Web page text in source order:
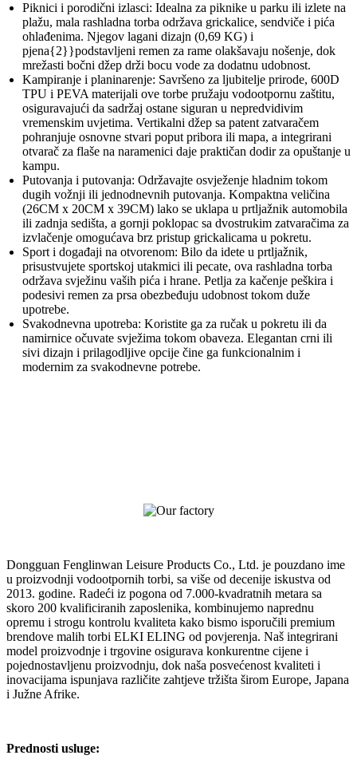
Piknici i porodični izlasci: Idealna za piknike u parku ili izlete na
plažu, mala rashladna torba održava grickalice, sendviče i pića
ohlađenima. Njegov lagani dizajn (0,69 KG) i
pjena{2}}podstavljeni remen za rame olakšavaju nošenje, dok
mrežasti bočni džep drži bocu vode za dodatnu udobnost.
Kampiranje i planinarenje: Savršeno za ljubitelje prirode, 600D
TPU i PEVA materijali ove torbe pružaju vodootpornu zaštitu,
osiguravajući da sadržaj ostane siguran u nepredvidivim
vremenskim uvjetima. Vertikalni džep sa patent zatvaračem
pohranjuje osnovne stvari poput pribora ili mapa, a integrirani
otvarač za flaše na naramenici daje praktičan dodir za opuštanje u
kampu.
Putovanja i putovanja: Održavajte osvježenje hladnim tokom
dugih vožnji ili jednodnevnih putovanja. Kompaktna veličina
(26CM x 20CM x 39CM) lako se uklapa u prtljažnik automobila
ili zadnja sedišta, a gornji poklopac sa dvostrukim zatvaračima za
izvlačenje omogućava brz pristup grickalicama u pokretu.
Sport i događaji na otvorenom: Bilo da idete u prtljažnik,
prisustvujete sportskoj utakmici ili pecate, ova rashladna torba
održava svježinu vaših pića i hrane. Petlja za kačenje peškira i
podesivi remen za prsa obezbeđuju udobnost tokom duže
upotrebe.
Svakodnevna upotreba: Koristite ga za ručak u pokretu ili da
namirnice očuvate svježima tokom obaveza. Elegantan crni ili
sivi dizajn i prilagodljive opcije čine ga funkcionalnim i
modernim za svakodnevne potrebe.
Dongguan Fenglinwan Leisure Products Co., Ltd. je pouzdano ime
u proizvodnji vodootpornih torbi, sa više od decenije iskustva od
2013. godine. Radeći iz pogona od 7.000-kvadratnih metara sa
skoro 200 kvalificiranih zaposlenika, kombinujemo naprednu
opremu i strogu kontrolu kvaliteta kako bismo isporučili premium
brendove malih torbi ELKI ELING od povjerenja. Naš integrirani
model proizvodnje i trgovine osigurava konkurentne cijene i
pojednostavljenu proizvodnju, dok naša posvećenost kvaliteti i
inovacijama ispunjava različite zahtjeve tržišta širom Europe, Japana
i Južne Afrike.
Prednosti usluge: